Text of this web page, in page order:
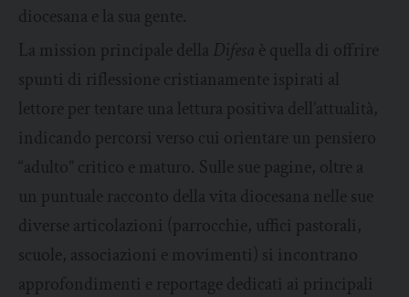
diocesana e la sua gente.
La mission principale della Difesa è quella di offrire
spunti di riflessione cristianamente ispirati al
lettore per tentare una lettura positiva dell’attualità,
indicando percorsi verso cui orientare un pensiero
“adulto” critico e maturo. Sulle sue pagine, oltre a
un puntuale racconto della vita diocesana nelle sue
diverse articolazioni (parrocchie, uffici pastorali,
scuole, associazioni e movimenti) si incontrano
approfondimenti e reportage dedicati ai principali